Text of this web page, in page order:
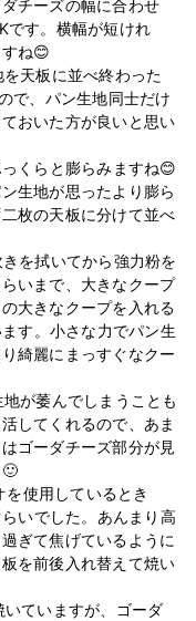
チーズの幅に合わせ
です。横幅が短けれ
ね😊
天板に並べ終わった
で、パン生地同士だけ
おいた方が良いと思い
くらと膨らみますね😊
生地が思ったより膨ら
枚の天板に分けて並べ
を拭いてから強力粉を
いまで、大きなクープ
大きなクープを入れる
す。小さな力でパン生
綺麗にまっすぐなクー
が萎んでしまうことも
してくれるので、あま
ゴーダチーズ部分が見
使用しているとき
いでした。あんまり高
ぎて焦げているように
を前後入れ替えて焼い
いていますが、ゴーダ